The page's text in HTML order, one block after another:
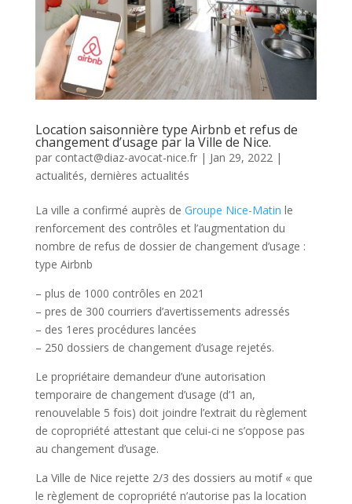
Location saisonnière type Airbnb et refus de
changement d’usage par la Ville de Nice.
par contact@diaz-avocat-nice.fr| Jan 29, 2022|
actualités, dernières actualités
La ville a confirmé auprès de Groupe Nice-Matin le
renforcement des contrôles et l’augmentation du
nombre de refus de dossier de changement d’usage :
type Airbnb
– plus de 1000 contrôles en 2021
– pres de 300 courriers d’avertissements adressés
– des 1eres procédures lancées
– 250 dossiers de changement d’usage rejetés.
Le propriétaire demandeur d’une autorisation
temporaire de changement d’usage (d’1 an,
renouvelable 5 fois) doit joindre l’extrait du règlement
de copropriété attestant que celui-ci ne s’oppose pas
au changement d’usage.
La Ville de Nice rejette 2/3 des dossiers au motif « que
le règlement de copropriété n’autorise pas la location